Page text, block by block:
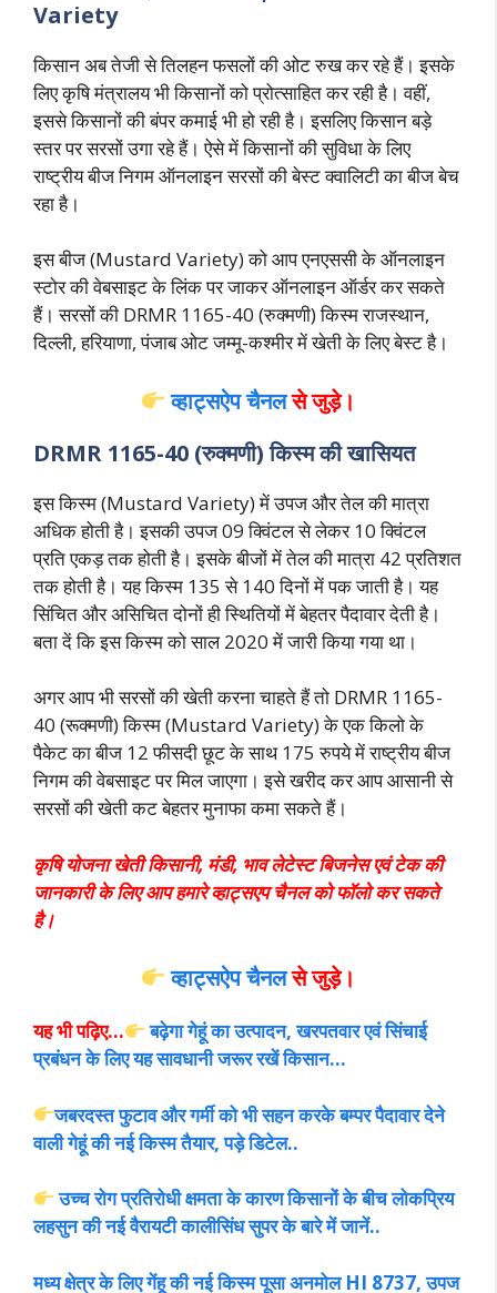
Variety
किसान अब तेजी से तिलहन फसलों की ओट रुख कर रहे हैं। इसके
लिए कृषि मंत्रालय भी किसानों को प्रोत्साहित कर रही है। वहीं,
इससे किसानों की बंपर कमाई भी हो रही है। इसलिए किसान बड़े
स्तर पर सरसों उगा रहे हैं। ऐसे में किसानों की सुविधा के लिए
राष्ट्रीय बीज निगम ऑनलाइन सरसों की बेस्ट क्वालिटी का बीज बेच
रहा है।
इस बीज (Mustard Variety) को आप एनएससी के ऑनलाइन
स्टोर की वेबसाइट के लिंक पर जाकर ऑनलाइन ऑर्डर कर सकते
हैं। सरसों की DRMR 1165-40 (रुक्मणी) किस्म राजस्थान,
दिल्ली, हरियाणा, पंजाब ओट जम्मू-कश्मीर में खेती के लिए बेस्ट है।
व्हाट्सऐप चैनलसे जुड़े।
DRMR 1165-40 (रुक्मणी) किस्म की खासियत
इस किस्म (Mustard Variety) में उपज और तेल की मात्रा
अधिक होती है। इसकी उपज 09 क्विंटल से लेकर 10 क्विंटल
प्रति एकड़ तक होती है। इसके बीजों में तेल की मात्रा 42 प्रतिशत
तक होती है। यह किस्म 135 से 140 दिनों में पक जाती है। यह
सिंचित और असिचित दोनों ही स्थितियों में बेहतर पैदावार देती है।
बता दें कि इस किस्म को साल 2020 में जारी किया गया था।
अगर आप भी सरसों की खेती करना चाहते हैं तो DRMR 1165-
40 (रूक्मणी) किस्म (Mustard Variety) के एक किलो के
पैकेट का बीज 12 फीसदी छूट के साथ 175 रुपये में राष्ट्रीय बीज
निगम की वेबसाइट पर मिल जाएगा। इसे खरीद कर आप आसानी से
सरसों की खेती कट बेहतर मुनाफा कमा सकते हैं।
कृषि योजना खेती किसानी, मंडी, भाव लेटेस्ट बिजनेस एवं टेक की
जानकारी के लिए आप हमारे व्हाट्सएप चैनल को फॉलो कर सकते
है।
व्हाट्सऐप चैनलसे जुड़े।
यह भी पढ़िए…
बढ़ेगा गेहूं का उत्पादन, खरपतवार एवं सिंचाई
प्रबंधन के लिए यह सावधानी जरूर रखें किसान…
जबरदस्त फुटाव और गर्मी को भी सहन करके बम्पर पैदावार देने
वाली गेहूं की नई किस्म तैयार, पड़े डिटेल..
उच्च रोग प्रतिरोधी क्षमता के कारण किसानों के बीच लोकप्रिय
लहसुन की नई वैरायटी कालीसिंध सुपर के बारे में जानें..
मध्य क्षेत्र के लिए गेंहू की नई किस्म पूसा अनमोल HI 8737, उपज